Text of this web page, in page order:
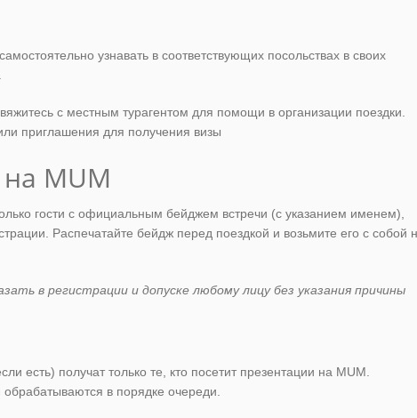
узнавать в соответствующих посольствах в своих
с местным турагентом для помощи в организации поездки.
приглашения для получения визы
MUM
гости с официальным бейджем встречи (с указанием именем),
Распечатайте бейдж перед поездкой и возьмите его с собой
в регистрации и допуске любому лицу без указания причины
есть) получат только те, кто посетит презентации на MUM.
в порядке очереди.